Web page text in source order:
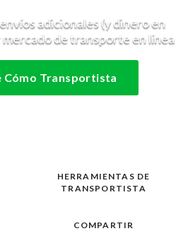
adicionales (y dinero en
de transporte en línea
Cómo Transportista
HERRAMIENTAS DE
TRANSPORTISTA
COMPARTIR